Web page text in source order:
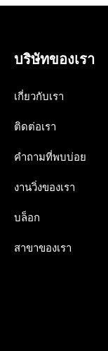
บริษัทของเรา
เกี่ยวกับเรา
ติดต่อเรา
คำถามที่พบบ่อย
งานวิ่งของเรา
บล็อก
สาขาของเรา